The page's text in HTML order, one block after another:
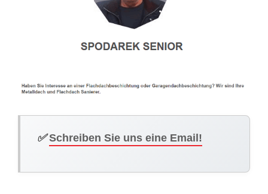
✅Schreiben Sie uns eine Email!